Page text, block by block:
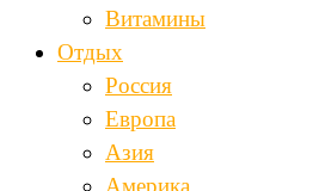
Витамины
Отдых
Россия
Европа
Азия
Америка